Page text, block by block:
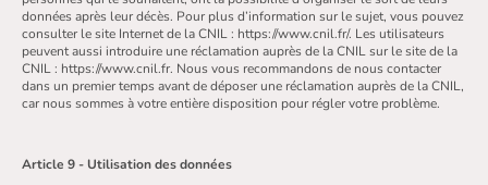
données après leur décès. Pour plus d’information sur le sujet, vous pouvez
consulter le site Internet de la CNIL : https://www.cnil.fr/. Les utilisateurs
peuvent aussi introduire une réclamation auprès de la CNIL sur le site de la
CNIL : https://www.cnil.fr. Nous vous recommandons de nous contacter
dans un premier temps avant de déposer une réclamation auprès de la CNIL,
car nous sommes à votre entière disposition pour régler votre problème.
Article 9 - Utilisation des données